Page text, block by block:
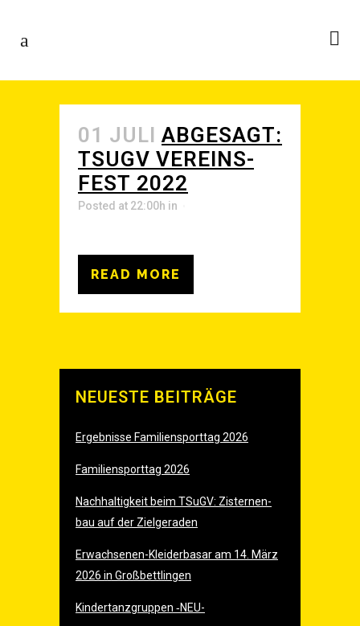
01 JULI ABGE­SAGT:
TSU­GV VER­EINS­
FEST 2022
Posted at 22:00h in
READ MORE
NEU­ES­TE BEITRÄGE
Ergeb­nis­se Fami­li­en­sport­tag 2026
Fami­li­en­sport­tag 2026
Nach­hal­tig­keit beim TSu­GV: Zis­ter­nen­
bau auf der Zielgeraden
Erwach­se­nen-Klei­der­ba­sar am 14. März
2026 in Großbettlingen
Kin­der­tanz­grup­pen ‑NEU-